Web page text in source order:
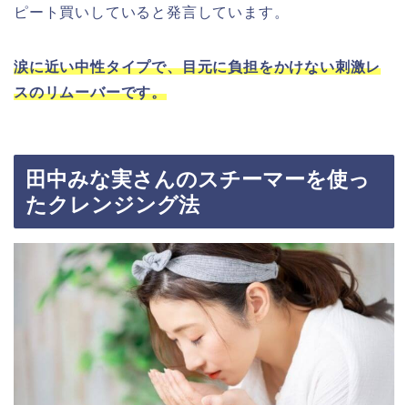
ピート買いしていると発言しています。
涙に近い中性タイプで、目元に負担をかけない刺激レ
スのリムーバーです。
田中みな実さんのスチーマーを使っ
たクレンジング法